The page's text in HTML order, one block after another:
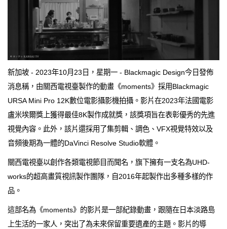
新加坡 - 2023年10月23日，星期一 - Blackmagic Design今日發佈
消息稱，由關西電視臺製作的動畫《moments》採用Blackmagic
URSA Mini Pro 12K數位電影攝影機拍攝。影片在2023年法國電影
盧米埃爾獎上獲得最佳8K製作成就獎，該獎項旨在表彰優秀的先進
視覺內容。此外，該片還採用了集剪輯、調色、VFX視覺特效以及
音頻後期為一體的DaVinci Resolve Studio軟體。
關西電視臺以創作各類電視節目而聞名，旗下擁有一支名為UHD-
works的超高畫質視訊製作團隊，自2016年起製作出多種多樣的作
品。
這部名為《moments》的影片是一部紀錄動畫，跟隨在日本淡路島
上生活的一家人，突出了為未來保留重要遺產的主題。影片的導